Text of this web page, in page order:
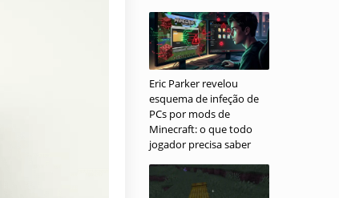
Eric Parker revelou
esquema de infeção de
PCs por mods de
Minecraft: o que todo
jogador precisa saber